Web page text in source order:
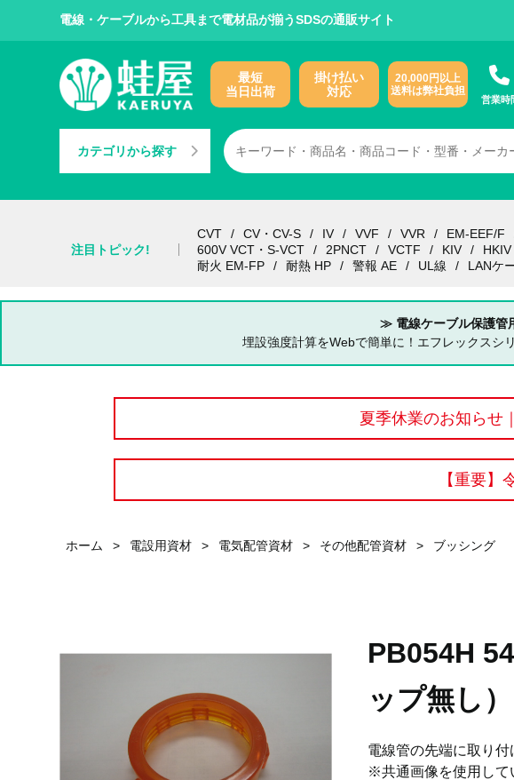
電線・ケーブルから工具まで電材品が揃うSDSの通販サイト
最短
当日出荷
掛け払い
対応
20,000円以上
送料は弊社負担
営業時
カテゴリから探す
注目トピック!
CVT CV・CV-S IV VVF VVR EM-EEF/F
600V VCT・S-VCT
2PNCT VCTF KIV HKIV
耐火 EM-FP
耐熱 HP 警報 AE UL線 LANケ
≫ 電線ケーブル保護管
埋設強度計算をWebで簡単に！エフレックスシ
夏季休業のお知らせ
【重要
ホーム > 電設用資材 > 電気配管資材 > その他配管資材 > ブッシング
PB054H
ップ無し）
電線管の先端に取り
※共通画像を使用して